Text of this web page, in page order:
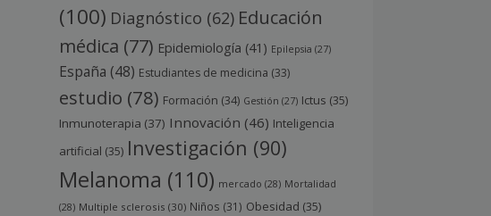
(100) Diagnóstico (62) Educación
médica (77) Epidemiología (41) Epilepsia (27)
España (48) Estudiantes de medicina (33)
estudio (78) Formación (34) Gestión (27) Ictus (35)
Inmunoterapia (37) Innovación (46) Inteligencia
artificial (35) Investigación (90)
Melanoma (110) mercado (28) Mortalidad
(28) Multiple sclerosis (30) Niños (31) Obesidad (35)